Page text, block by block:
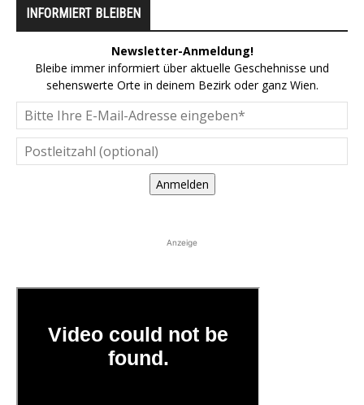
INFORMIERT BLEIBEN
Newsletter-Anmeldung!
Bleibe immer informiert über aktuelle Geschehnisse und
sehenswerte Orte in deinem Bezirk oder ganz Wien.
Anmelden
Anzeige